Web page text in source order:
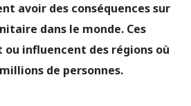
avoir des conséquences sur
dans le monde. Ces
influencent des régions où
de personnes.